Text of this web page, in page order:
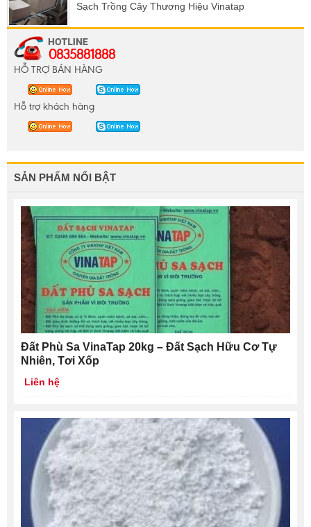
Sạch Trồng Cây Thương Hiệu Vinatap
0835881888
HỖ TRỢ BÁN HÀNG
Hỗ trợ khách hàng
SẢN PHẨM NỔI BẬT
Đất Phù Sa VinaTap 20kg – Đất Sạch Hữu Cơ Tự
Nhiên, Tơi Xốp
Liên hệ